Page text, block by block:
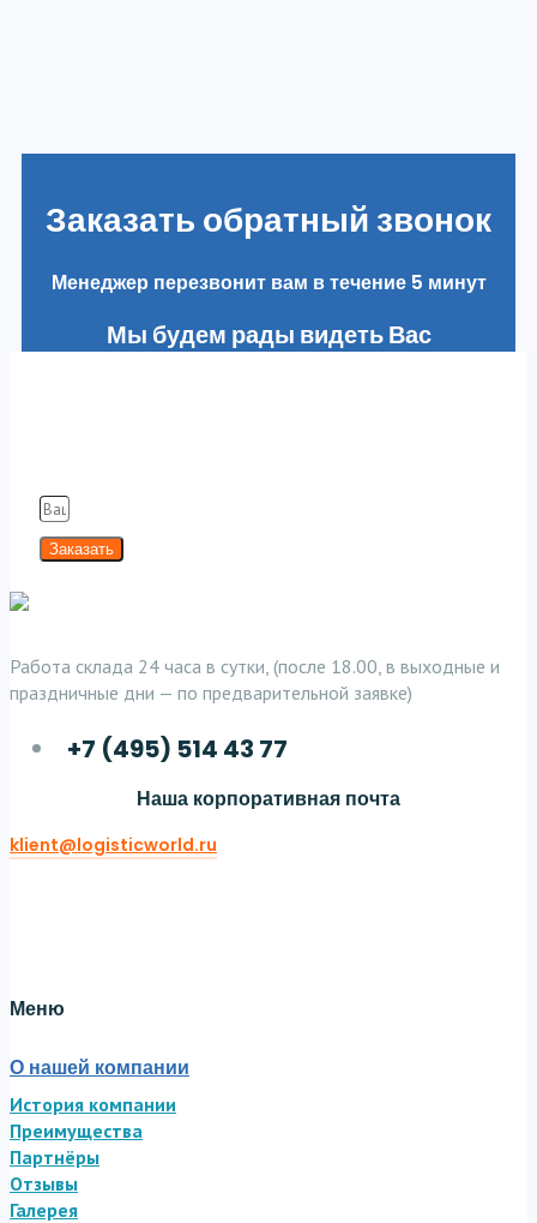
Заказать обратный звонок
Менеджер перезвонит вам в течение 5 минут
Мы будем рады видеть Вас
Заказать
Работа склада 24 часа в сутки, (после 18.00, в выходные и
праздничные дни — по предварительной заявке)
+7 (495) 514 43 77
Наша корпоративная почта
klient@logisticworld.ru
Меню
О нашей компании
История компании
Преимущества
Партнёры
Отзывы
Галерея